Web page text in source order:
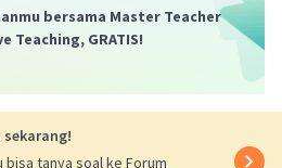
bersama Master Teacher
Teaching, GRATIS!
bisa tanya soal ke Forum